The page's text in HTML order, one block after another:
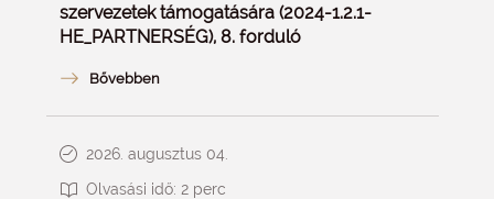
szervezetek támogatására (2024-1.2.1-
HE_PARTNERSÉG), 8. forduló
2026. augusztus 04.
Olvasási idő: 2 perc